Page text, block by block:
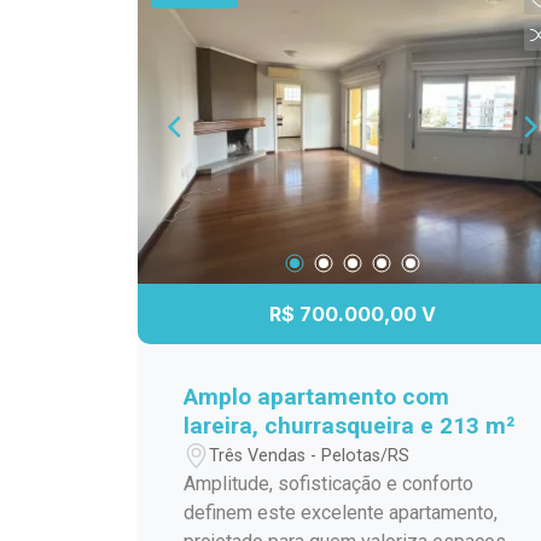
mercados, transporte público e demais
serviços essenciais, proporcionando
mais comodidade para a rotina. Agende
sua visita e venha conhecer esta
excelente oportunidade!
R$ 700.000,00 V
Amplo apartamento com
lareira, churrasqueira e 213 m²
Três Vendas - Pelotas/RS
Amplitude, sofisticação e conforto
definem este excelente apartamento,